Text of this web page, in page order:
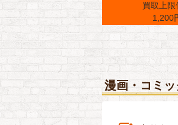
買取上限
1,200
漫画・コミッ